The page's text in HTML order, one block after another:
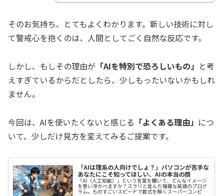
そのお気持ち、とてもよくわかります。新しい技術に対し
て警戒心を抱くのは、人間としてごく自然な反応です。
しかし、もしその理由が 「AIを特別で恐ろしいもの」 と考
えすぎているからだとしたら、少しもったいないかもしれ
ません。
今回は、AIを使いたくないと感じる 「よくある理由」 につ
いて、少しだけ見方を変えてみるご提案です。
「AIは理系の人向けでしょ？」パソコンが苦手な
あなたにこそ知ってほしい、AIの本当の顔
「AI（人工知能）」という言葉を聞いて、どんなイメージ
を思い浮かべますか？ズラリと並んだ複雑な英語のプログ
ラム。ものすごいスピードで数式を解くスーパーコンピュ